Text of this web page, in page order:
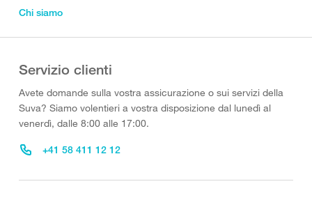
Chi siamo
Servizio clienti
Avete domande sulla vostra assicurazione o sui servizi della
Suva? Siamo volentieri a vostra disposizione dal lunedì al
venerdì, dalle 8:00 alle 17:00.
+41 58 411 12 12